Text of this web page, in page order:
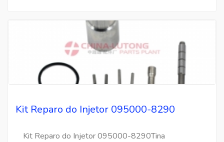
Kit Reparo do Injetor 095000-8290
Kit Reparo do Injetor 095000-8290Tina